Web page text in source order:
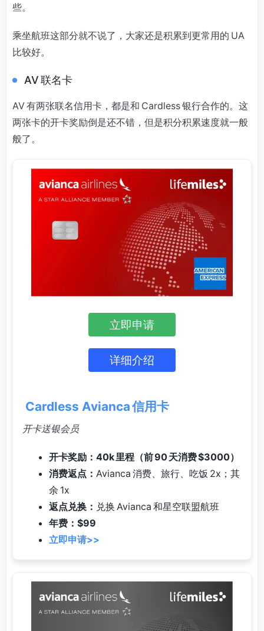
些。
乘坐航班这部分就不说了，大家还是积累到更常用的 UA
比较好。
AV 联名卡
AV 有两张联名信用卡，都是和 Cardless 银行合作的。这
两张卡的开卡奖励倒是还不错，但是积分积累速度就一般
般了。
立即申请
详细介绍
Cardless Avianca 信用卡
开卡送银会员
开卡奖励：40k 里程（前 90 天消费 $3000）
消费返点： Avianca 消费、旅行、吃饭 2x；其
余 1x
返点兑换： 兑换 Avianca 和星空联盟航班
年费：$99
立即申请>>